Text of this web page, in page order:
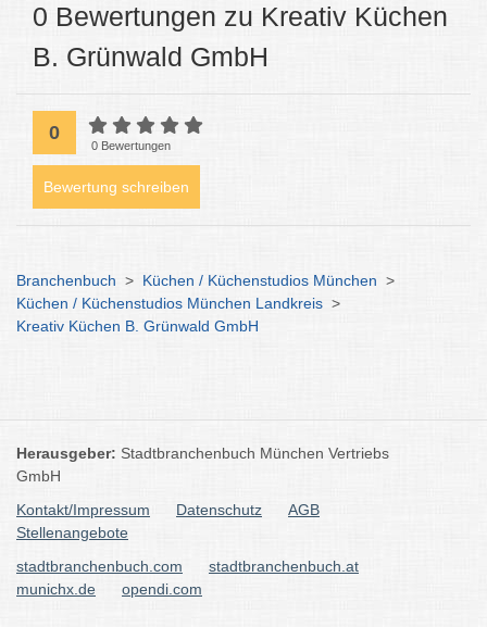
0 Bewertungen zu Kreativ Küchen
B. Grünwald GmbH
0
0 Bewertungen
Bewertung schreiben
Branchenbuch > Küchen / Küchenstudios München >
Küchen / Küchenstudios München Landkreis >
Kreativ Küchen B. Grünwald GmbH
Herausgeber: Stadtbranchenbuch München Vertriebs
GmbH
Kontakt/Impressum
Datenschutz
AGB
Stellenangebote
stadtbranchenbuch.com
stadtbranchenbuch.at
munichx.de
opendi.com